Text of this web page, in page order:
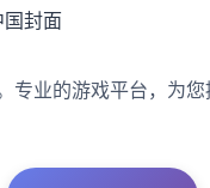
专业的游戏平台，为